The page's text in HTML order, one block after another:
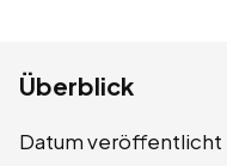
Überblick
Datum veröffentlicht